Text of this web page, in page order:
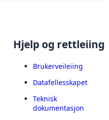
Hjelp og rettleiing
Brukerveileiing
Datafellesskapet
Teknisk
dokumentasjon